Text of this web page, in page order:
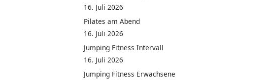
16. Juli 2026
Pilates am Abend
16. Juli 2026
Jumping Fitness Intervall
16. Juli 2026
Jumping Fitness Erwachsene